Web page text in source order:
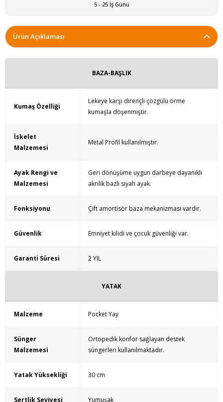
5 - 25 İş Günü
Ürün Açıklaması
BAZA-BAŞLIK
Kumaş Özelliği
Lekeye karşı dirençli çözgülü örme
kumaşla döşenmiştir.
İskelet
Malzemesi
Metal Profil kullanılmıştır.
Ayak Rengi ve
Malzemesi
Geri dönüşüme uygun darbeye dayanıklı
akrilik bazlı siyah ayak.
Fonksiyonu Çift amortisör baza mekanizması vardır.
Güvenlik Emniyet kilidi ve çocuk güvenliği var.
Garanti Süresi 2 YIL
YATAK
Malzeme Pocket Yay
Sünger
Malzemesi
Ortopedik konfor sağlayan destek
süngerleri kullanılmaktadır.
Yatak Yüksekliği 30 cm
Sertlik Seviyesi Yumuşak